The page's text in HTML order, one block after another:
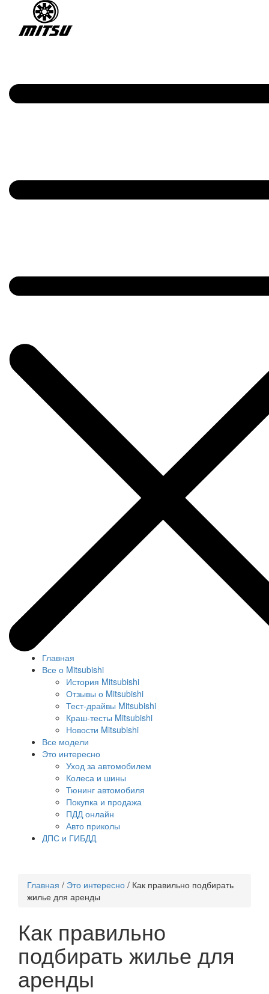
Главная
Все о Mitsubishi
История Mitsubishi
Отзывы о Mitsubishi
Тест-драйвы Mitsubishi
Краш-тесты Mitsubishi
Новости Mitsubishi
Все модели
Это интересно
Уход за автомобилем
Колеса и шины
Тюнинг автомобиля
Покупка и продажа
ПДД онлайн
Авто приколы
ДПС и ГИБДД
Главная / Это интересно / Как правильно подбирать
жилье для аренды
Как правильно
подбирать жилье для
аренды